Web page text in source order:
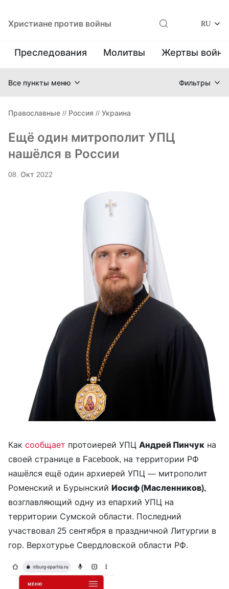
Христиане против войны RU
Преследования Молитвы Жертвы
Все пункты меню Фильтры
Православные // Россия // Украина
Ещё один митрополит УПЦ
нашёлся в России
08. Окт 2022
Как сообщает протоиерей УПЦ Андрей Пинчук на
своей странице в Facebook, на территории РФ
нашёлся ещё один архиерей УПЦ — митрополит
Роменский и Бурынский Иосиф (Масленников),
возглавляющий одну из епархий УПЦ на
территории Сумской области. Последний
участвовал 25 сентября в праздничной Литургии в
гор. Верхотурье Свердловской области РФ.